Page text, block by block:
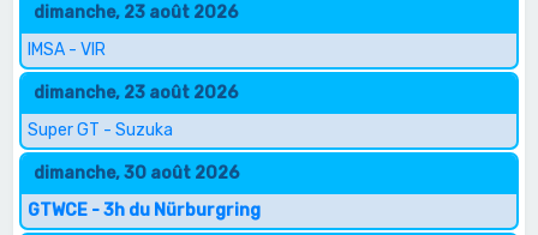
dimanche, 23 août 2026
IMSA - VIR
dimanche, 23 août 2026
Super GT - Suzuka
dimanche, 30 août 2026
GTWCE - 3h du Nürburgring